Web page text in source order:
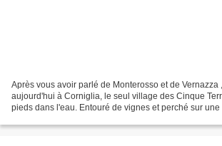
Après vous avoir parlé de Monterosso et de Vernazza
aujourd'hui à Corniglia, le seul village des Cinque
pieds dans l'eau. Entouré de vignes et perché sur